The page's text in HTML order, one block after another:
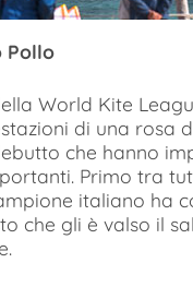
Pollo
World Kite
di una rosa
che hanno
Primo tra
italiano ha
che gli è valso il